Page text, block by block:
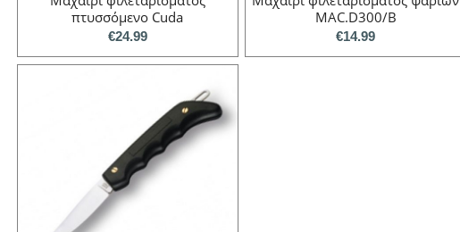
πτυσσόμενο Cuda
€24.99
MAC.D300/B
€14.99